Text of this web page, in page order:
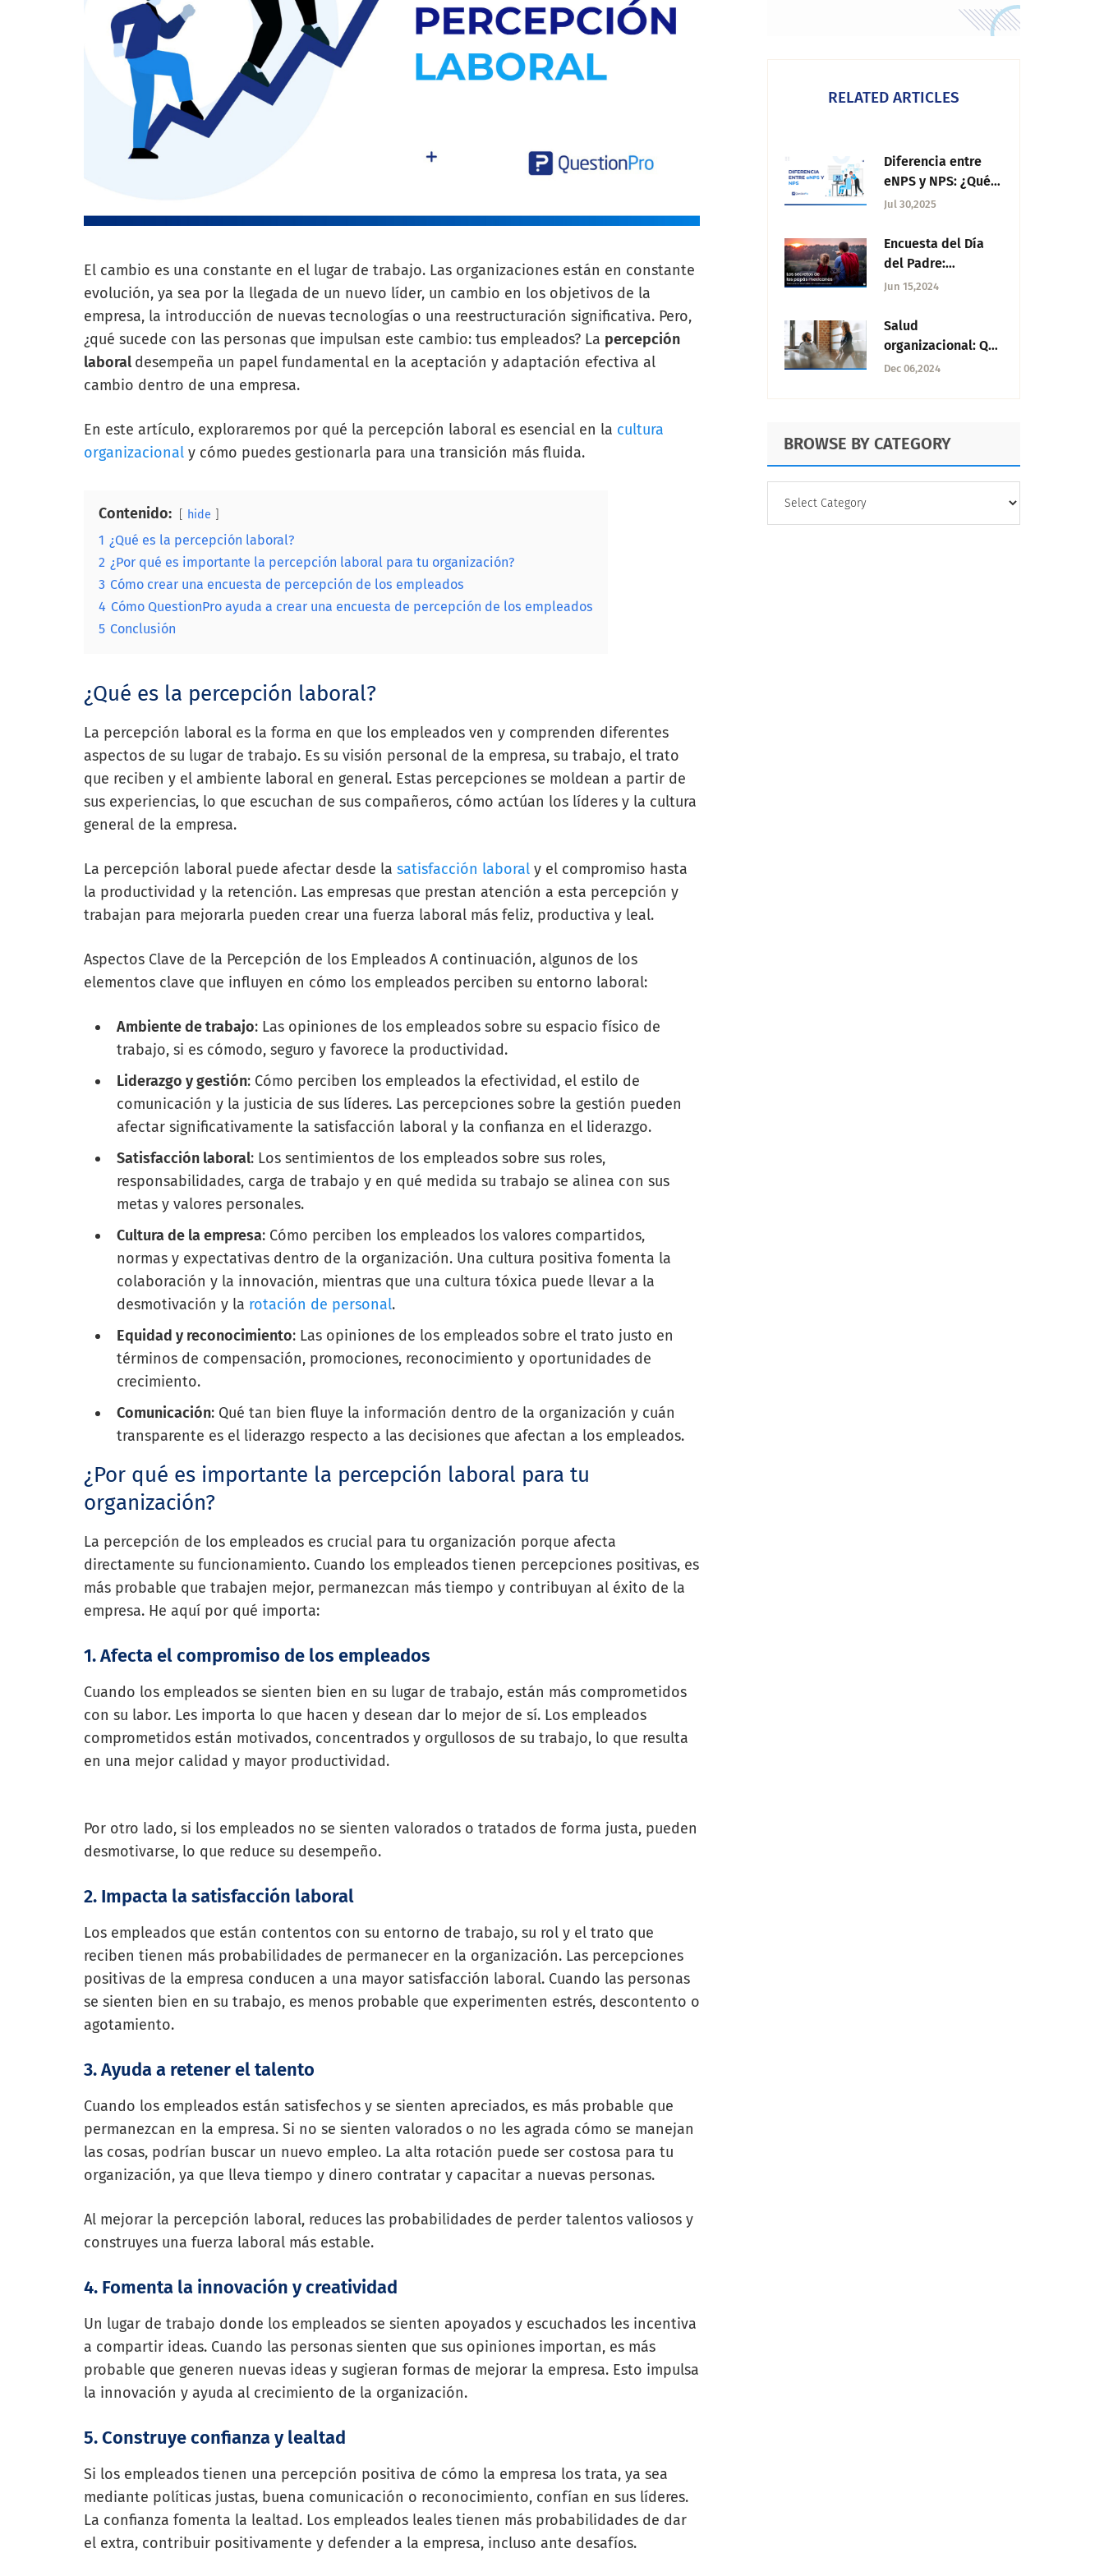
El cambio es una constante en el lugar de trabajo. Las organizaciones están en constante
evolución, ya sea por la llegada de un nuevo líder, un cambio en los objetivos de la
empresa, la introducción de nuevas tecnologías o una reestructuración significativa. Pero,
¿qué sucede con las personas que impulsan este cambio: tus empleados? La percepción
laboraldesempeña un papel fundamental en la aceptación y adaptación efectiva al
cambio dentro de una empresa.
​​En este artículo, exploraremos por qué la percepción laboral es esencial en la cultura
organizacional y cómo puedes gestionarla para una transición más fluida.
Contenido: hide
1 ¿Qué es la percepción laboral?
2 ¿Por qué es importante la percepción laboral para tu organización?
3 Cómo crear una encuesta de percepción de los empleados
4 Cómo QuestionPro ayuda a crear una encuesta de percepción de los empleados
5 Conclusión
¿Qué es la percepción laboral?
La percepción laboral es la forma en que los empleados ven y comprenden diferentes
aspectos de su lugar de trabajo. Es su visión personal de la empresa, su trabajo, el trato
que reciben y el ambiente laboral en general. Estas percepciones se moldean a partir de
sus experiencias, lo que escuchan de sus compañeros, cómo actúan los líderes y la cultura
general de la empresa.
La percepción laboral puede afectar desde la satisfacción laboral y el compromiso hasta
la productividad y la retención. Las empresas que prestan atención a esta percepción y
trabajan para mejorarla pueden crear una fuerza laboral más feliz, productiva y leal.
Aspectos Clave de la Percepción de los Empleados A continuación, algunos de los
elementos clave que influyen en cómo los empleados perciben su entorno laboral:
Ambiente de trabajo: Las opiniones de los empleados sobre su espacio físico de
trabajo, si es cómodo, seguro y favorece la productividad.
Liderazgo y gestión: Cómo perciben los empleados la efectividad, el estilo de
comunicación y la justicia de sus líderes. Las percepciones sobre la gestión pueden
afectar significativamente la satisfacción laboral y la confianza en el liderazgo.
Satisfacción laboral: Los sentimientos de los empleados sobre sus roles,
responsabilidades, carga de trabajo y en qué medida su trabajo se alinea con sus
metas y valores personales.
Cultura de la empresa: Cómo perciben los empleados los valores compartidos,
normas y expectativas dentro de la organización. Una cultura positiva fomenta la
colaboración y la innovación, mientras que una cultura tóxica puede llevar a la
desmotivación y la rotación de personal.
Equidad y reconocimiento: Las opiniones de los empleados sobre el trato justo en
términos de compensación, promociones, reconocimiento y oportunidades de
crecimiento.
Comunicación: Qué tan bien fluye la información dentro de la organización y cuán
transparente es el liderazgo respecto a las decisiones que afectan a los empleados.
¿Por qué es importante la percepción laboral para tu
organización?
La percepción de los empleados es crucial para tu organización porque afecta
directamente su funcionamiento. Cuando los empleados tienen percepciones positivas, es
más probable que trabajen mejor, permanezcan más tiempo y contribuyan al éxito de la
empresa. He aquí por qué importa:
1. Afecta el compromiso de los empleados
Cuando los empleados se sienten bien en su lugar de trabajo, están más comprometidos
con su labor. Les importa lo que hacen y desean dar lo mejor de sí. Los empleados
comprometidos están motivados, concentrados y orgullosos de su trabajo, lo que resulta
en una mejor calidad y mayor productividad.
Por otro lado, si los empleados no se sienten valorados o tratados de forma justa, pueden
desmotivarse, lo que reduce su desempeño.
2. Impacta la satisfacción laboral
Los empleados que están contentos con su entorno de trabajo, su rol y el trato que
reciben tienen más probabilidades de permanecer en la organización. Las percepciones
positivas de la empresa conducen a una mayor satisfacción laboral. Cuando las personas
se sienten bien en su trabajo, es menos probable que experimenten estrés, descontento o
agotamiento.
3. Ayuda a retener el talento
Cuando los empleados están satisfechos y se sienten apreciados, es más probable que
permanezcan en la empresa. Si no se sienten valorados o no les agrada cómo se manejan
las cosas, podrían buscar un nuevo empleo. La alta rotación puede ser costosa para tu
organización, ya que lleva tiempo y dinero contratar y capacitar a nuevas personas.
Al mejorar la percepción laboral, reduces las probabilidades de perder talentos valiosos y
construyes una fuerza laboral más estable.
4. Fomenta la innovación y creatividad
Un lugar de trabajo donde los empleados se sienten apoyados y escuchados les incentiva
a compartir ideas. Cuando las personas sienten que sus opiniones importan, es más
probable que generen nuevas ideas y sugieran formas de mejorar la empresa. Esto impulsa
la innovación y ayuda al crecimiento de la organización.
5. Construye confianza y lealtad
Si los empleados tienen una percepción positiva de cómo la empresa los trata, ya sea
mediante políticas justas, buena comunicación o reconocimiento, confían en sus líderes.
La confianza fomenta la lealtad. Los empleados leales tienen más probabilidades de dar
el extra, contribuir positivamente y defender a la empresa, incluso ante desafíos.
RELATED ARTICLES
Diferencia entre
eNPS y NPS: ¿Qué
miden y cuándo
Jul 30,2025
Encuesta del Día
del Padre:
Descubre los
secretos de los
papás mexicanos
Jun 15,2024
Salud
organizacional: Qué
es y cómo
Dec 06,2024
BROWSE BY CATEGORY
CATEGORY